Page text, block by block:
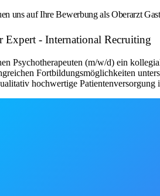
uns auf Ihre Bewerbung als Oberarzt
Expert - International Recruiting
Psychotherapeuten (m/w/d) ein
Fortbildungsmöglichkeiten
hochwertige Patientenversorgung